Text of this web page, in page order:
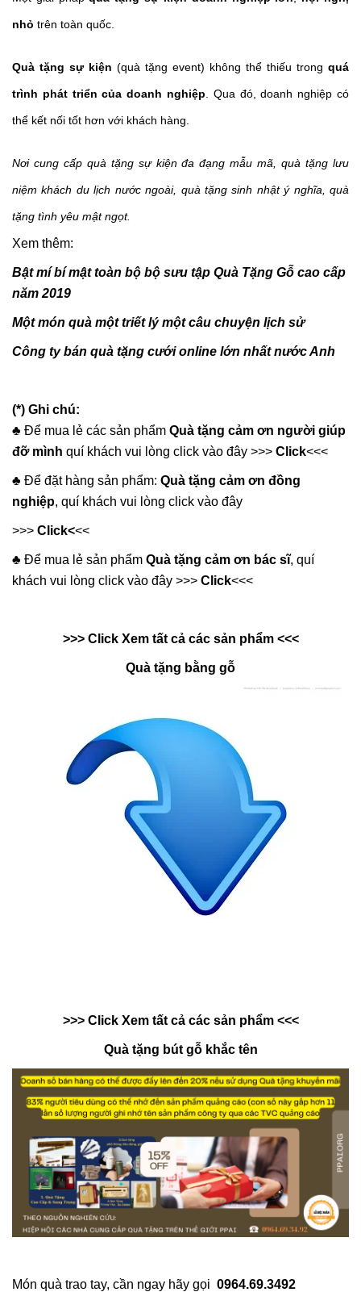
nhỏ trên toàn quốc.
Quà tặng sự kiện (quà tặng event) không thể thiếu trong quá
trình phát triển của doanh nghiệp . Qua đó, doanh nghiệp có
thể kết nối tốt hơn với khách hàng.
Nơi cung cấp quà tặng sự kiện đa đạng mẫu mã, quà tặng lưu
niệm khách du lịch nước ngoài, quà tặng sinh nhật ý nghĩa, quà
tặng tình yêu mật ngọt.
Xem thêm:
Bật mí bí mật toàn bộ bộ sưu tập Quà Tặng Gỗ cao cấp
năm 2019
Một món quà một triết lý một câu chuyện lịch sử
Công ty bán quà tặng cưới online lớn nhất nước Anh
(*) Ghi chú:
♣️ Để mua lẻ các sản phẩm Quà tặng cảm ơn người giúp
đỡ mình quí khách vui lòng click vào đây >>> Click<<<
♣️ Để đặt hàng sản phẩm: Quà tặng cảm ơn đồng
nghiệp, quí khách vui lòng click vào đây
>>> Click<<<
♣️ Để mua lẻ sản phẩm Quà tặng cảm ơn bác sĩ, quí
khách vui lòng click vào đây >>> Click<<<
>>> Click Xem tất cả các sản phẩm <<<
Quà tặng bằng gỗ
>>> Click Xem tất cả các sản phẩm <<<
Quà tặng bút gỗ khắc tên
Món quà trao tay, cần ngay hãy gọi 0964.69.3492